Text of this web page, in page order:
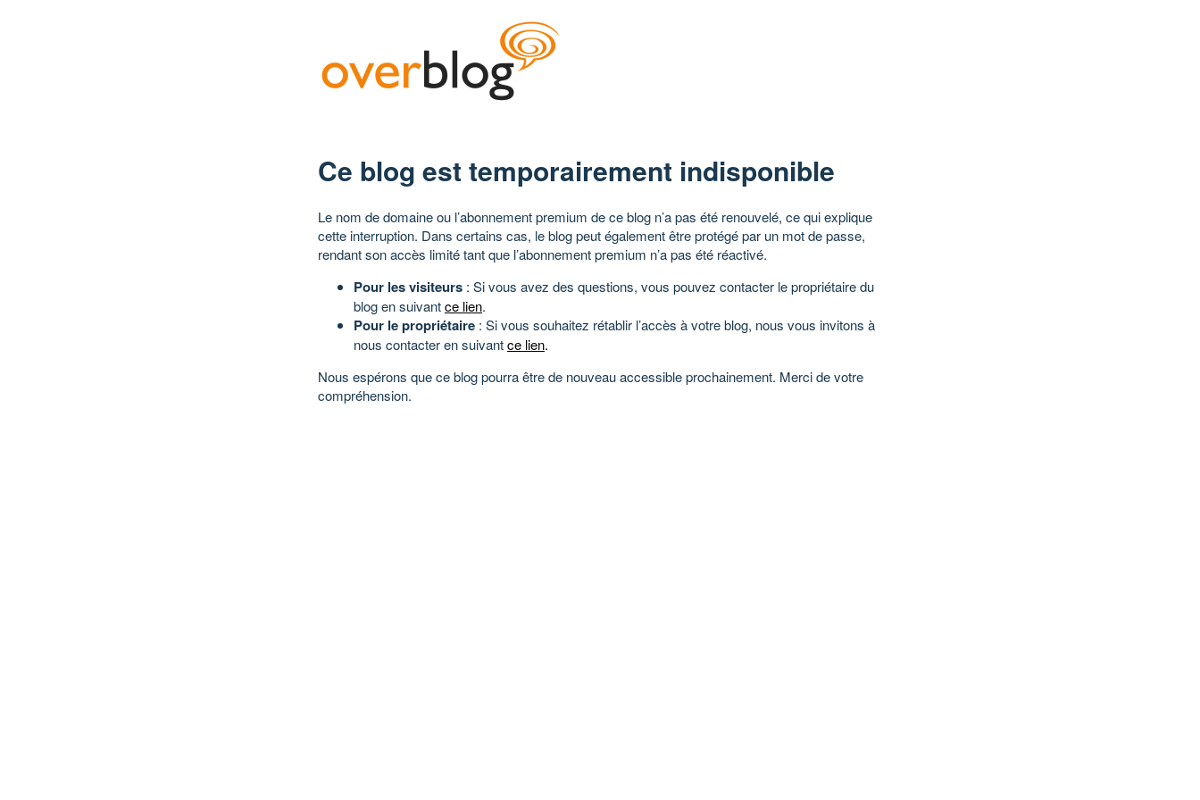
Ce blog est temporairement indisponible
Le nom de domaine ou l’abonnement premium de ce blog n’a pas été renouvelé, ce qui explique
cette interruption. Dans certains cas, le blog peut également être protégé par un mot de passe,
rendant son accès limité tant que l’abonnement premium n’a pas été réactivé.
Pour les visiteurs : Si vous avez des questions, vous pouvez contacter le propriétaire du
blog en suivantce lien.
Pour le propriétaire : Si vous souhaitez rétablir l’accès à votre blog, nous vous invitons à
nous contacter en suivantce lien.
Nous espérons que ce blog pourra être de nouveau accessible prochainement. Merci de votre
compréhension.